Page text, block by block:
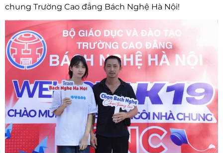
chung Trường Cao đẳng Bách Nghệ Hà Nội!